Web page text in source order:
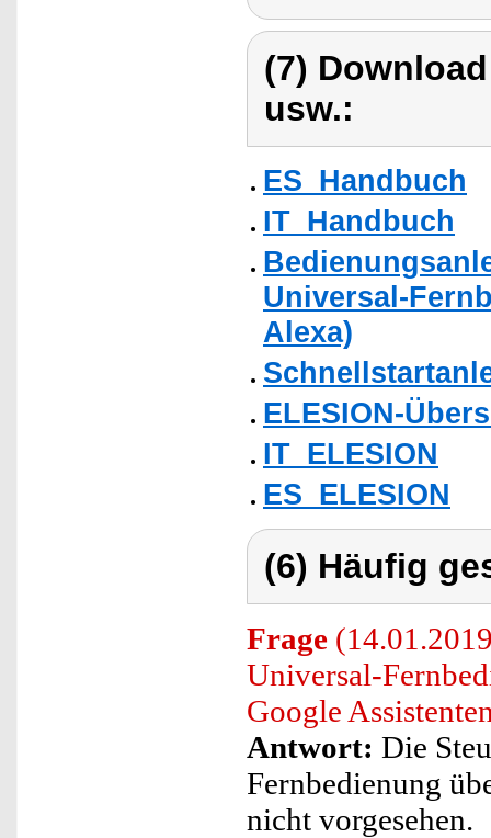
(7)
usw.:
ES_Handbuch
IT_Handbuch
Universal-
Alexa)
ELESION-
IT_ELESION
ES_ELESION
(6) Häufig
Frage
Universal-
Google
Antwort: Die
Fernbedienung
nicht vorgesehen.